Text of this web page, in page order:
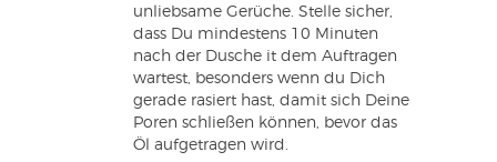
unliebsame Gerüche. Stelle sicher,
dass Du mindestens 10 Minuten
nach der Dusche it dem Auftragen
wartest, besonders wenn du Dich
gerade rasiert hast, damit sich Deine
Poren schließen können, bevor das
Öl aufgetragen wird.